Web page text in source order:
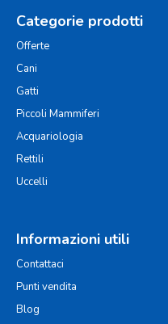
Categorie prodotti
Offerte
Cani
Gatti
Piccoli Mammiferi
Acquariologia
Rettili
Uccelli
Informazioni utili
Contattaci
Punti vendita
Blog